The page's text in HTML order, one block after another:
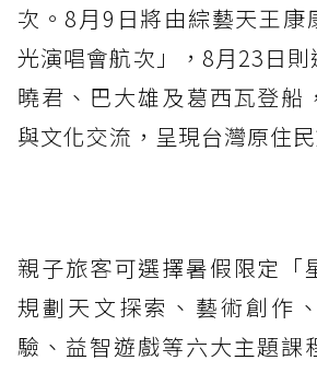
次。8月9日將由綜藝天王康
光演唱會航次」，8月23日
曉君、巴大雄及葛西瓦登船
與文化交流，呈現台灣原住
親子旅客可選擇暑假限定「
規劃天文探索、藝術創作
驗、益智遊戲等六大主題課